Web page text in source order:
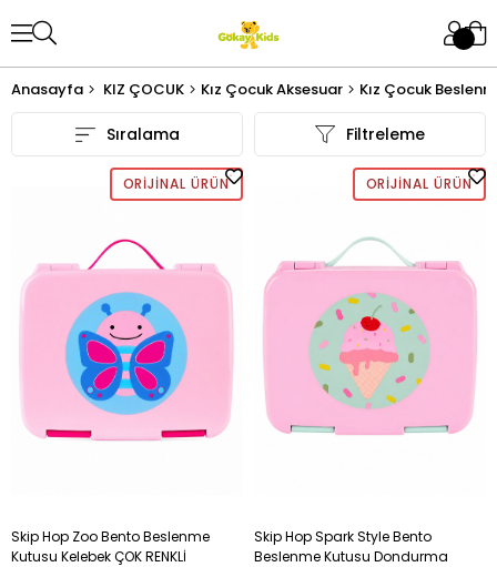
Anasayfa KIZ ÇOCUK Kız Çocuk Aksesuar Kız Çocuk
Filtreleme
Sıralama
ORIJINAL ÜRÜN
Skip Hop Zoo Bento Beslenme
Kutusu Kelebek ÇOK RENKLİ
ORIJINAL ÜRÜN
Skip Hop Spark Style Bento
Beslenme Kutusu Dondurma